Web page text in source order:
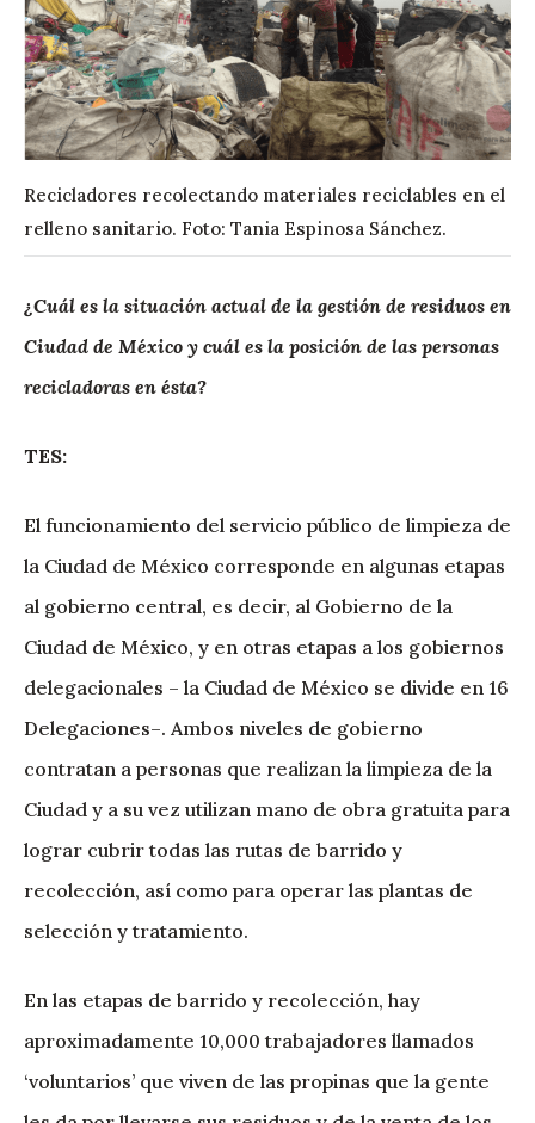
Recicladores recolectando materiales reciclables en el
relleno sanitario. Foto: Tania Espinosa Sánchez.
¿Cuál es la situación actual de la gestión de residuos en
Ciudad de México y cuál es la posición de las personas
recicladoras en ésta?
TES:
El funcionamiento del servicio público de limpieza de
la Ciudad de México corresponde en algunas etapas
al gobierno central, es decir, al Gobierno de la
Ciudad de México, y en otras etapas a los gobiernos
delegacionales – la Ciudad de México se divide en 16
Delegaciones–. Ambos niveles de gobierno
contratan a personas que realizan la limpieza de la
Ciudad y a su vez utilizan mano de obra gratuita para
lograr cubrir todas las rutas de barrido y
recolección, así como para operar las plantas de
selección y tratamiento.
En las etapas de barrido y recolección, hay
aproximadamente 10,000 trabajadores llamados
‘voluntarios’ que viven de las propinas que la gente